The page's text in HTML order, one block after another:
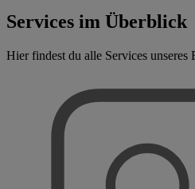
Services im Überblick
Hier findest du alle Services